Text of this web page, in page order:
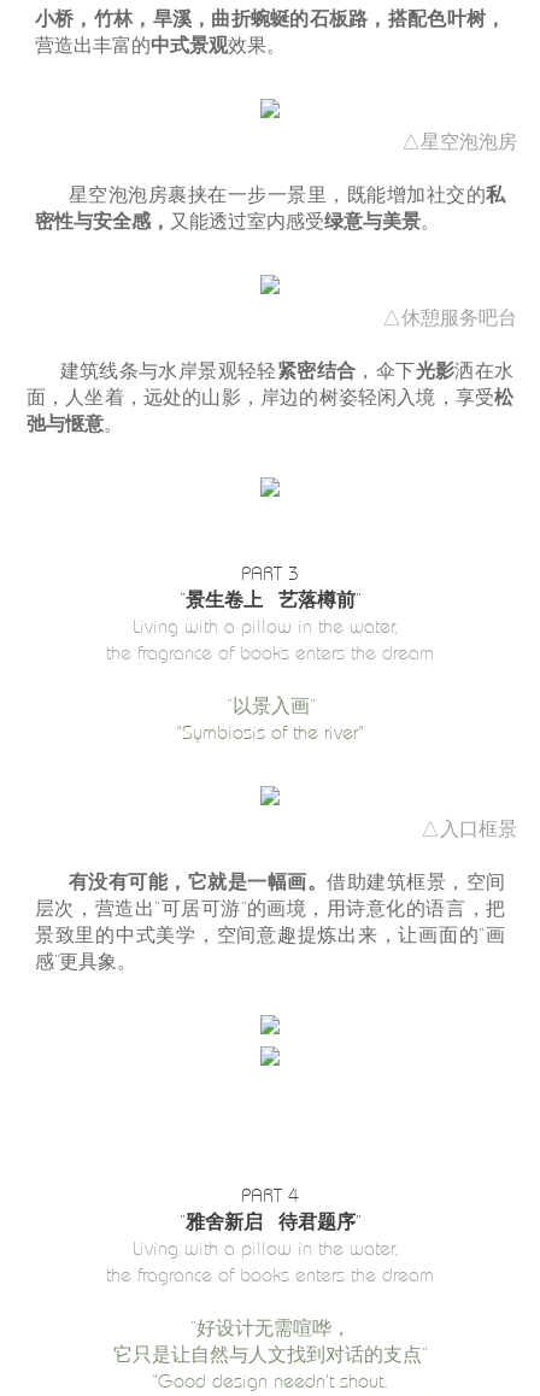
小桥，竹林，旱溪，曲折蜿蜒的石板路，搭配色叶树，
营造出丰富的中式景观效果。
△星空泡泡房
星空泡泡房裹挟在一步一景里，既能增加社交的私
密性与安全感， 又能透过室内感受绿意与美景。
△休憩服务吧台
建筑线条与水岸景观轻轻紧密结合 ，伞下光影洒在水
面，人坐着，远处的山影，岸边的树姿轻闲入境，享受松
弛与惬意。
PART 3
“景生卷上 艺落樽前”
Living with a pillow in the water,
the fragrance of books enters the dream
“以景入画”
"Symbiosis of the river"
△入口框景
有没有可能，它就是一幅画。借助建筑框景，空间
层次，营造出“可居可游”的画境，用诗意化的语言，把
景致里的中式美学，空间意趣提炼出来，让画面的“画
感”更具象。
PART 4
“雅舍新启 待君题序”
Living with a pillow in the water,
the fragrance of books enters the dream
“好设计无需喧哗，
它只是让自然与人文找到对话的支点”
"Good design needn't shout.